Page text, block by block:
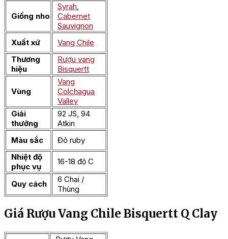
Giống nho
Syrah
Cabernet
Sauvignon
Xuất xứ
Vang Chile
Thương
hiệu
Rượu vang
Bisquertt
Vùng
Vang
Colchagua
Valley
Giải
thưởng
92 JS, 94
Atkin
Màu sắc
Đỏ ruby
Nhiệt độ
phục vụ
16-18 độ C
Quy cách
6 Chai /
Thùng
Giá Rượu Vang Chile Bisquertt Q Clay